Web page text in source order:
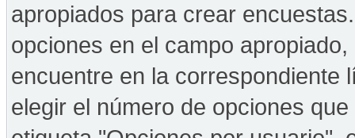
apropiados para crear
opciones en el campo
encuentre en la correspondiente
elegir el número de opciones